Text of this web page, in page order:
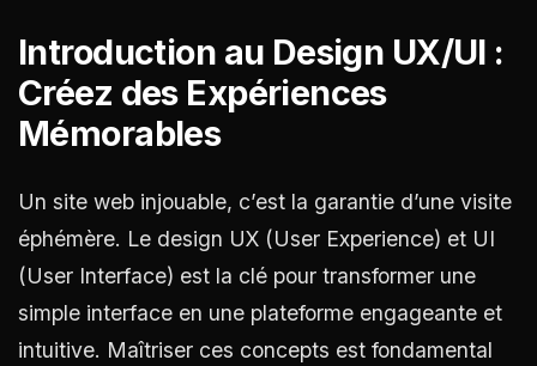
Introduction au Design UX/UI :
Créez des Expériences
Mémorables
Un site web injouable, c’est la garantie d’une visite
éphémère. Le design UX (User Experience) et UI
(User Interface) est la clé pour transformer une
simple interface en une plateforme engageante et
intuitive. Maîtriser ces concepts est fondamental